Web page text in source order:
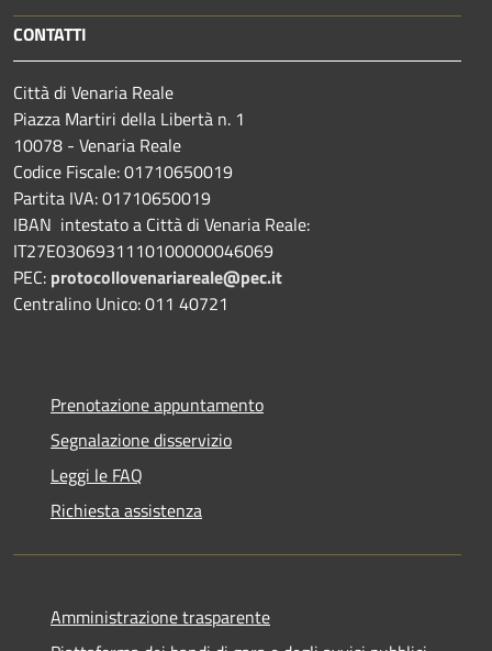
CONTATTI
Città di Venaria Reale
Piazza Martiri della Libertà n. 1
10078 - Venaria Reale
Codice Fiscale: 01710650019
Partita IVA: 01710650019
IBAN intestato a Città di Venaria Reale:
IT27E0306931110100000046069
PEC: protocollovenariareale@pec.it
Centralino Unico: 011 40721
Prenotazione appuntamento
Segnalazione disservizio
Leggi le FAQ
Richiesta assistenza
Amministrazione trasparente